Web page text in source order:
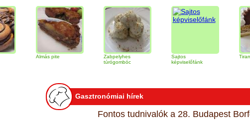
Zabpelyhes
túrógombóc
képviselőfánk
Tiramisu torta
Gasztronómiai hírek
Fontos tudnivalók a 28. Budapest